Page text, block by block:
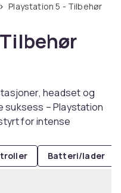
Playstation 5 - Tilbehør
headset og
suksess – Playstation
for intense
Batteri/lader